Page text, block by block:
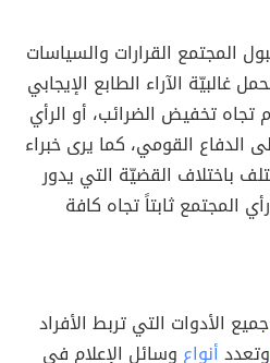
المجتمع القرارات والسياسات
غالبيّة الآراء الطابع الإيجابي
تجاه تخفيض الضرائب، أو الرأي
الدفاع القومي، كما يرى خبراء
باختلاف القضيّة التي يدور
المجتمع ثابتاً تجاه كافة
الأدوات التي تربط الأفراد
وتعددأنواع وسائل الإعلام في